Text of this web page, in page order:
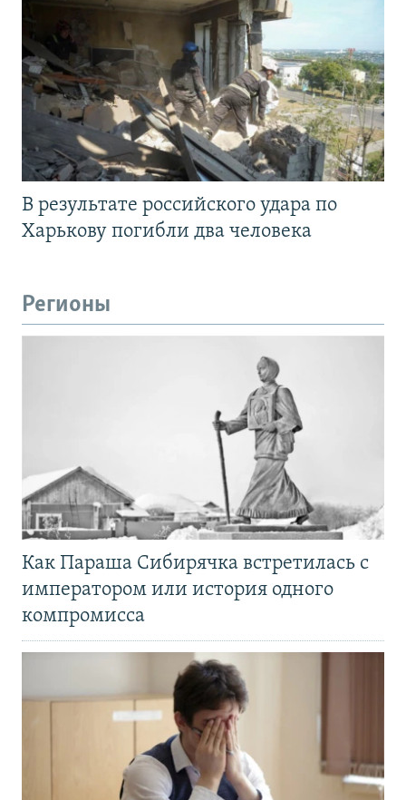
В результате российского удара по
Харькову погибли два человека
Регионы
Как Параша Сибирячка встретилась с
императором или история одного
компромисса